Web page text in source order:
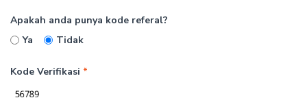
Apakah anda punya kode referal?
Ya
Tidak
Kode Verifikasi *